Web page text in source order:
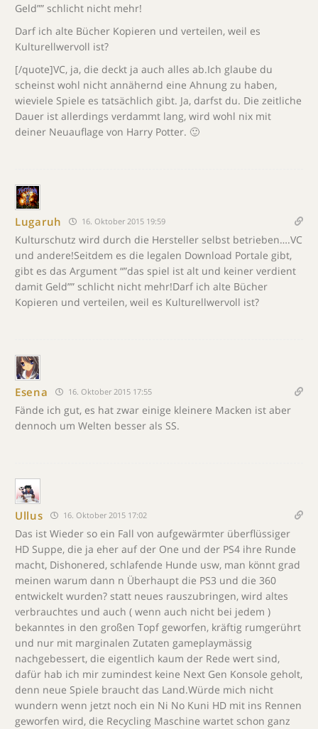
Geld”” schlicht nicht mehr!
Darf ich alte Bücher Kopieren und verteilen, weil es
Kulturellwervoll ist?
[/quote]VC, ja, die deckt ja auch alles ab.Ich glaube du
scheinst wohl nicht annähernd eine Ahnung zu haben,
wieviele Spiele es tatsächlich gibt. Ja, darfst du. Die zeitliche
Dauer ist allerdings verdammt lang, wird wohl nix mit
deiner Neuauflage von Harry Potter. 🙂
Lugaruh 16. Oktober 2015 19:59
Kulturschutz wird durch die Hersteller selbst betrieben….VC
und andere!Seitdem es die legalen Download Portale gibt,
gibt es das Argument “”das spiel ist alt und keiner verdient
damit Geld”” schlicht nicht mehr!Darf ich alte Bücher
Kopieren und verteilen, weil es Kulturellwervoll ist?
Esena 16. Oktober 2015 17:55
Fände ich gut, es hat zwar einige kleinere Macken ist aber
dennoch um Welten besser als SS.
Ullus 16. Oktober 2015 17:02
Das ist Wieder so ein Fall von aufgewärmter überflüssiger
HD Suppe, die ja eher auf der One und der PS4 ihre Runde
macht, Dishonered, schlafende Hunde usw, man könnt grad
meinen warum dann n Überhaupt die PS3 und die 360
entwickelt wurden? statt neues rauszubringen, wird altes
verbrauchtes und auch ( wenn auch nicht bei jedem )
bekanntes in den großen Topf geworfen, kräftig rumgerührt
und nur mit marginalen Zutaten gameplaymässig
nachgebessert, die eigentlich kaum der Rede wert sind,
dafür hab ich mir zumindest keine Next Gen Konsole geholt,
denn neue Spiele braucht das Land.Würde mich nicht
wundern wenn jetzt noch ein Ni No Kuni HD mit ins Rennen
geworfen wird, die Recycling Maschine wartet schon ganz